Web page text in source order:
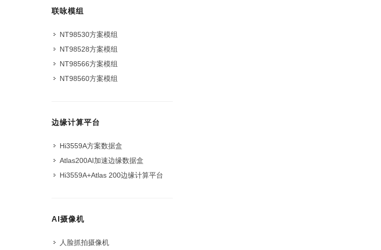
联咏模组
NT98530方案模组
NT98528方案模组
NT98566方案模组
NT98560方案模组
边缘计算平台
Hi3559A方案数据盒
Atlas200AI加速边缘数据盒
Hi3559A+Atlas 200边缘计算平台
AI摄像机
人脸抓拍摄像机